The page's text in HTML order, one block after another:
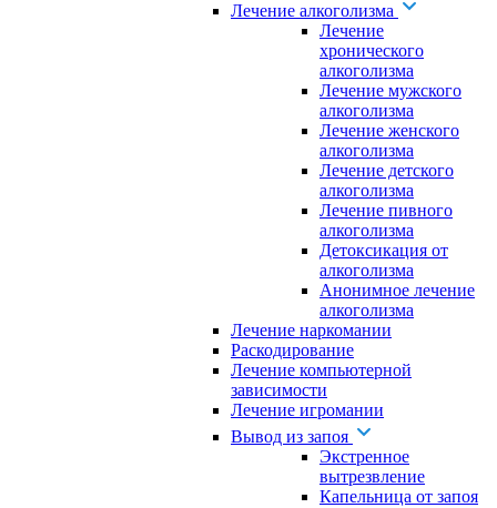
Лечение алкоголизма
Лечение
хронического
алкоголизма
Лечение мужского
алкоголизма
Лечение женского
алкоголизма
Лечение детского
алкоголизма
Лечение пивного
алкоголизма
Детоксикация от
алкоголизма
Анонимное лечение
алкоголизма
Лечение наркомании
Раскодирование
Лечение компьютерной
зависимости
Лечение игромании
Вывод из запоя
Экстренное
вытрезвление
Капельница от запоя